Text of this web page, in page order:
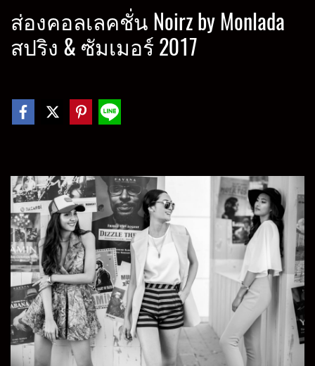
ส่องคอลเลคชั่น Noirz by Monlada
สปริง & ซัมเมอร์ 2017